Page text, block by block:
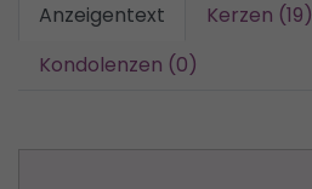
Anzeigentext
Kerzen (19)
Kondolenzen (0)